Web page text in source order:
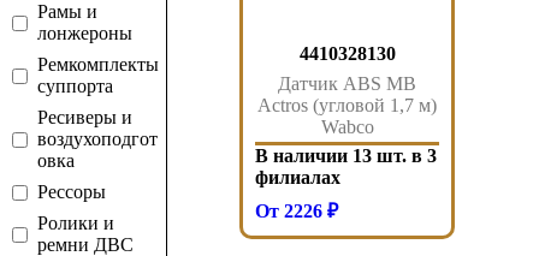
Рамы и
лонжероны
Ремкомплекты
суппорта
Ресиверы и
воздухоподгот
овка
Рессоры
Ролики и
ремни ДВС
4410328130
Датчик ABS MB
Actros (угловой 1,7 м)
Wabco
В наличии 13 шт. в 3
филиалах
От 2226 ₽